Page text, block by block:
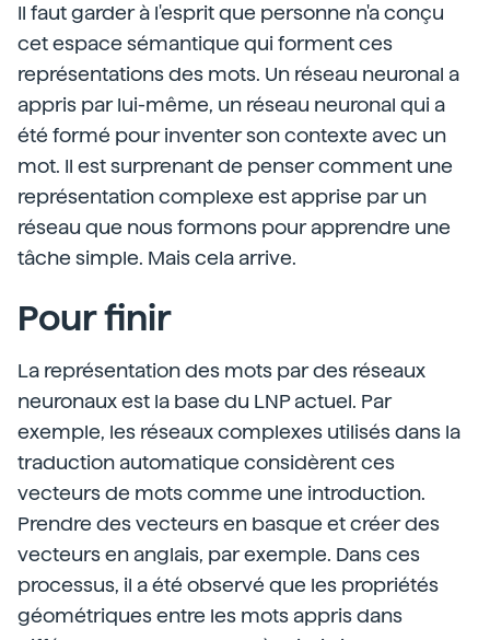
Il faut garder à l'esprit que personne n'a conçu
cet espace sémantique qui forment ces
représentations des mots. Un réseau neuronal a
appris par lui-même, un réseau neuronal qui a
été formé pour inventer son contexte avec un
mot. Il est surprenant de penser comment une
représentation complexe est apprise par un
réseau que nous formons pour apprendre une
tâche simple. Mais cela arrive.
Pour finir
La représentation des mots par des réseaux
neuronaux est la base du LNP actuel. Par
exemple, les réseaux complexes utilisés dans la
traduction automatique considèrent ces
vecteurs de mots comme une introduction.
Prendre des vecteurs en basque et créer des
vecteurs en anglais, par exemple. Dans ces
processus, il a été observé que les propriétés
géométriques entre les mots appris dans